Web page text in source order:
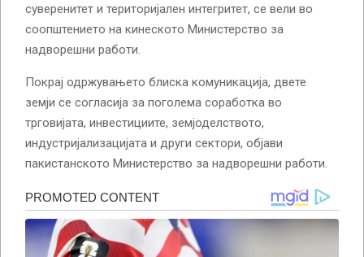
суверенитет и територијален интегритет, се вели во
соопштението на кинеското Министерство за
надворешни работи.
Покрај одржувањето блиска комуникација, двете
земји се согласија за поголема соработка во
трговијата, инвестициите, земјоделството,
индустријализацијата и други сектори, објави
пакистанското Министерство за надворешни работи.